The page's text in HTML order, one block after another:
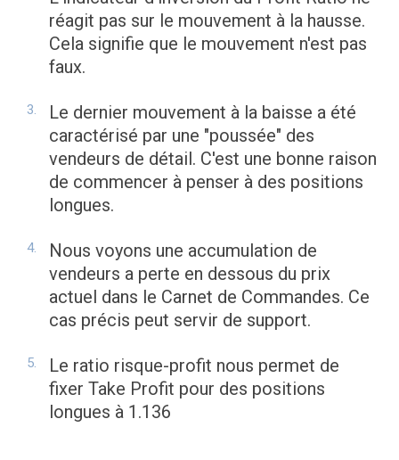
réagit pas sur le mouvement à la hausse.
Cela signifie que le mouvement n'est pas
faux.
Le dernier mouvement à la baisse a été
caractérisé par une "poussée" des
vendeurs de détail. C'est une bonne raison
de commencer à penser à des positions
longues.
Nous voyons une accumulation de
vendeurs a perte en dessous du prix
actuel dans le Carnet de Commandes. Ce
cas précis peut servir de support.
Le ratio risque-profit nous permet de
fixer Take Profit pour des positions
longues à 1.136